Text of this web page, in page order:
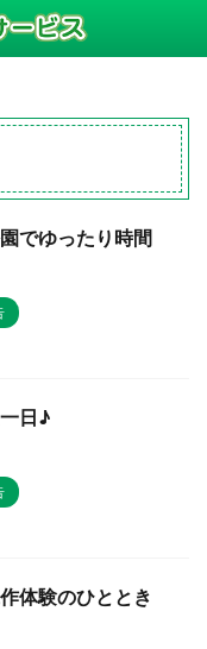
でゆったり時間
日♪
体験のひととき